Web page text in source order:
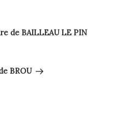
de BAILLEAU LE PIN
BROU